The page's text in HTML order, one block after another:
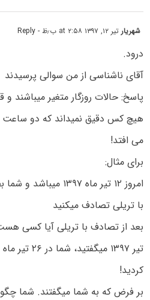
شهریارتیر ۱۲, ۱۳۹۷ at ۲:۵۸ ب٫ظ - Reply
درود.
آقای ناشناسی از من سوالی پرسیدند
پاسخ: حالات روزگار متغیر میباشند
هیچ کس دقیق نمیداند که دو ساعت
می افتد!
برای مثال:
با تریلی تصادف میکنید
کردید!
بر فرض که به شما میگفتند. شما